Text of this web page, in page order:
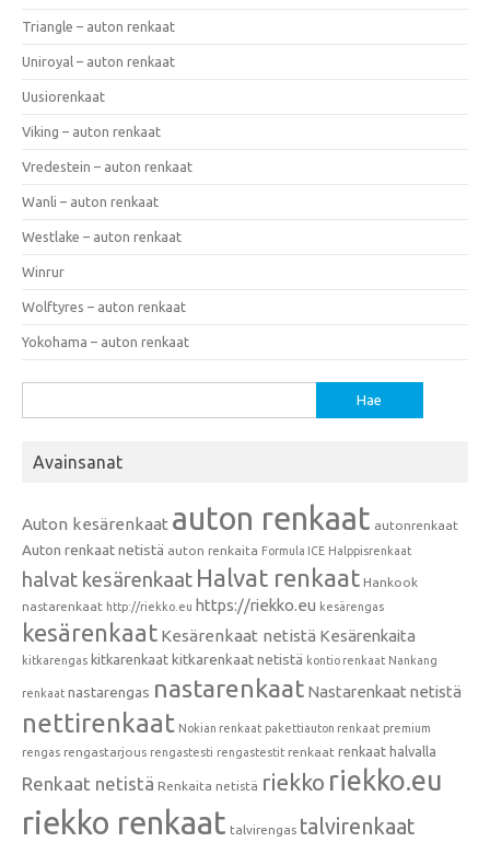
Triangle – auton renkaat
Uniroyal – auton renkaat
Uusiorenkaat
Viking – auton renkaat
Vredestein – auton renkaat
Wanli – auton renkaat
Westlake – auton renkaat
Winrur
Wolftyres – auton renkaat
Yokohama – auton renkaat
Avainsanat
Auton kesärenkaat auton renkaat autonrenkaat
Auton renkaat netistä auton renkaita Formula ICE Halppisrenkaat
halvat kesärenkaat Halvat renkaat Hankook
nastarenkaat http://riekko.eu https://riekko.eu kesärengas
kesärenkaat Kesärenkaat netistä Kesärenkaita
kitkarengas kitkarenkaat kitkarenkaat netistä kontio renkaat Nankang
renkaat nastarengas nastarenkaat Nastarenkaat netistä
nettirenkaat Nokian renkaat pakettiauton renkaat premium
rengas rengastarjous rengastesti rengastestit renkaat renkaat halvalla
Renkaat netistä Renkaita netistä riekko riekko.eu
riekko renkaat talvirengas talvirenkaat